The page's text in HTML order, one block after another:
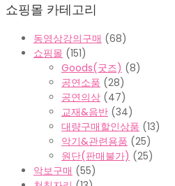
쇼핑몰 카테고리
동영상강의구매 (68)
쇼핑몰 (151)
Goods(굿즈) (8)
공연소품 (28)
공연의상 (47)
교재&음반 (34)
대량구매할인상품 (13)
악기&관련용품 (25)
원단(판매불가) (25)
악보구매 (55)